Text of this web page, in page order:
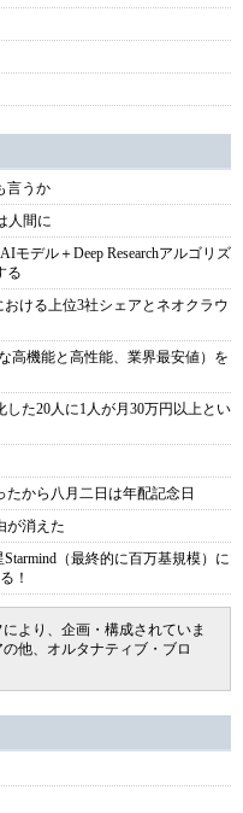
言うか
人間に
デル＋Deep Researchアルゴリズ
る
ける上位3社シェアとネオクラウ
高機能と高性能、業界最安値）を
た20人に1人が月30万円以上とい
たから八月二日は年配記念日
が消えた
（最終的に百万基規模）に
！
より、企画・構成されていま
他、オルタナティブ・ブロ